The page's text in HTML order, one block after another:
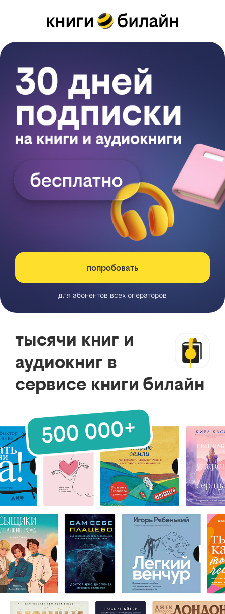
попробовать
для абонентов всех операторов
тысячи книг и
аудиокниг в
сервисе книги билайн